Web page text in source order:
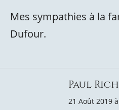
Mes sympathies à la
Dufour.
Paul
21 Août 2019